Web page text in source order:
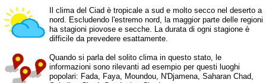
Il clima del Ciad è tropicale a sud e molto secco nel deserto a
nord. Escludendo l'estremo nord, la maggior parte delle regioni
ha stagioni piovose e secche. La durata di ogni stagione è
difficile da prevedere esattamente.
Quando si parla del solito clima in questo stato, le
informazioni sono rilevanti ad esempio per questi luoghi
popolari: Fada, Faya, Moundou, N'Djamena, Saharan Chad,